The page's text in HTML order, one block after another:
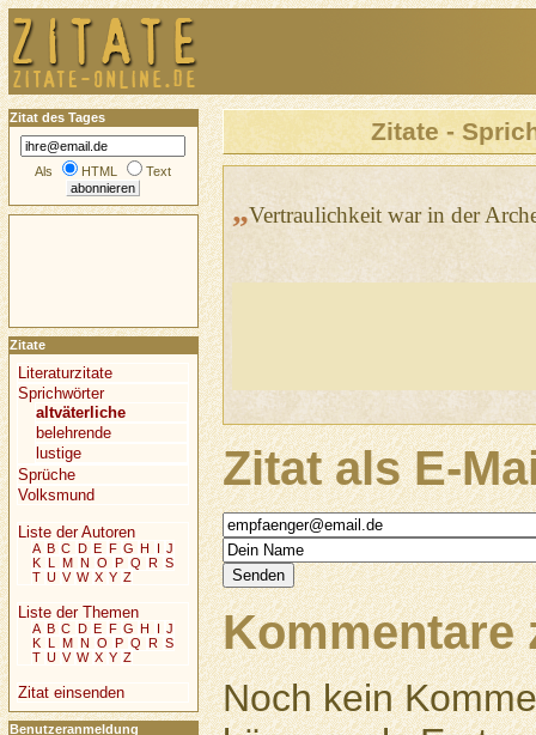
Zitate -
„Vertraulichkeit war in der
Zitat als E-
Kommentare
Noch kein
Zitat des Tages
Als HTML Text
Zitate
Literaturzitate
Sprichwörter
altväterliche
belehrende
lustige
Sprüche
Volksmund
Liste der Autoren
A B C D E F G H I J
K L M N O P Q R S
T U V W X Y Z
Liste der Themen
A B C D E F G H I J
K L M N O P Q R S
T U V W X Y Z
Zitat einsenden
Benutzeranmeldung